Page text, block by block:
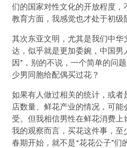
们的国家对性文化的开放程度，
教育方面，我感觉也才处于初级
其次东亚文明，尤其是我们中华
达，似乎就是更加委婉，中国男
因”，别的不说，一个简单的问
少男同胞给配偶买过花？
如果有人做过相关的统计，或者
店数量、鲜花产业的情况，可
受。但我相信男性在鲜花消费
我的观察而言，买花这件事，至
春期开始，就不是“花花公子”们